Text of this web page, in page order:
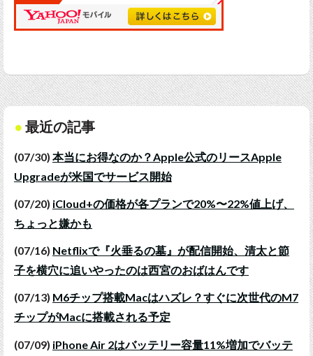
最近の記事
(07/30) 本当にお得なのか？Apple公式のリースApple
Upgradeが米国でサービス開始
(07/20) iCloud+の価格が各プランで20%〜22%値上げ、
ちょっと嫌かも
(07/16) Netflixで『火垂るの墓』が配信開始、清太と節
子を横穴に追いやったのは西宮のおばはんです
(07/13) M6チップ搭載Macはハズレ？すぐに次世代のM7
チップがMacに搭載される予定
(07/09) iPhone Air 2はバッテリー容量11%増加でバッテ